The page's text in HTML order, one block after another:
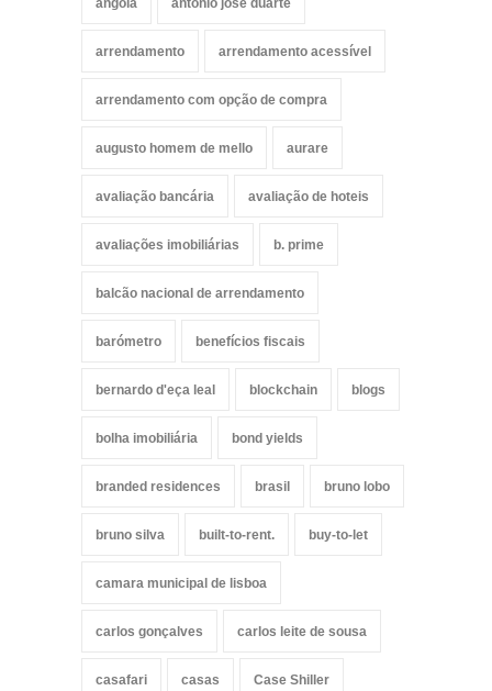
angola antónio josé duarte
arrendamento arrendamento acessível
arrendamento com opção de compra
augusto homem de mello aurare
avaliação bancária avaliação de hoteis
avaliações imobiliárias b. prime
balcão nacional de arrendamento
barómetro benefícios fiscais
bernardo d'eça leal blockchain blogs
bolha imobiliária bond yields
branded residences brasil bruno lobo
bruno silva built-to-rent. buy-to-let
camara municipal de lisboa
carlos gonçalves carlos leite de sousa
casafari casas Case Shiller